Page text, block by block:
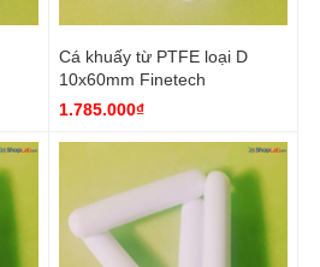
Cá khuấy từ PTFE loại D
10x60mm Finetech
1.785.000₫